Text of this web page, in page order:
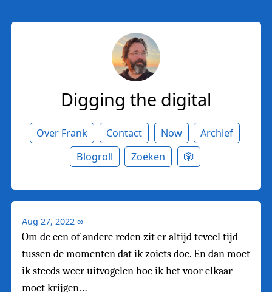
Digging the digital
Over Frank Contact Now
Archief
Blogroll
Zoeken 🎲
Aug 27, 2022 ∞
Om de een of andere reden zit er altijd teveel tijd
tussen de momenten dat ik zoiets doe. En dan moet
ik steeds weer uitvogelen hoe ik het voor elkaar
moet krijgen…